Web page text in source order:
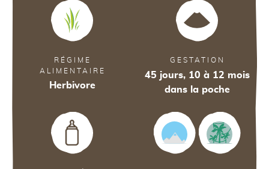
RÉGIME
ALIMENTAIRE
Herbivore
GESTATION
45 jours, 10 à 12 mois
dans la poche